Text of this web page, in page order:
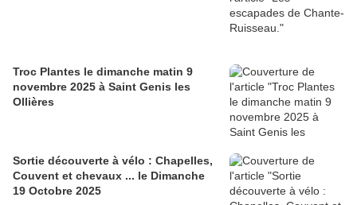
Troc Plantes le dimanche matin 9
novembre 2025 à Saint Genis les
Ollières
Sortie découverte à vélo : Chapelles,
Couvent et chevaux ... le Dimanche
19 Octobre 2025